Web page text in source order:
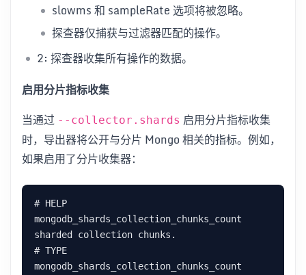
slowms 和 sampleRate 选项将被忽略。
探查器仅捕获与过滤器匹配的操作。
2: 探查器收集所有操作的数据。
启用分片指标收集
当通过 --collector.shards 启用分片指标收集
时，导出器将公开与分片 Mongo 相关的指标。例如，
如果启用了分片收集器：
# HELP
mongodb_shards_collection_chunks_count
sharded collection chunks.
# TYPE
mongodb_shards_collection_chunks_count